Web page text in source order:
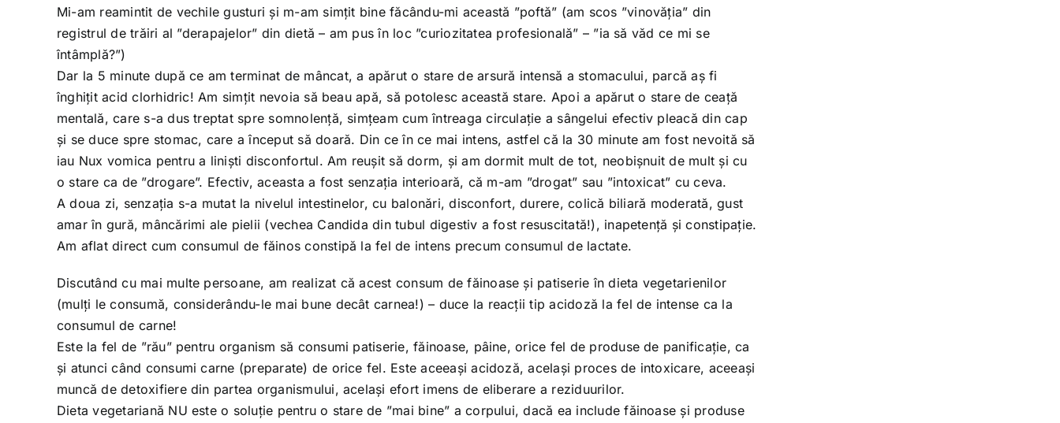
Mi-am reamintit de vechile gusturi și m-am simțit bine făcându-mi această ”poftă” (am scos ”vinovăția” din
registrul de trăiri al ”derapajelor” din dietă – am pus în loc ”curiozitatea profesională” – ”ia să văd ce mi se
întâmplă?”)
Dar la 5 minute după ce am terminat de mâncat, a apărut o stare de arsură intensă a stomacului, parcă aș fi
înghițit acid clorhidric! Am simțit nevoia să beau apă, să potolesc această stare. Apoi a apărut o stare de ceață
mentală, care s-a dus treptat spre somnolență, simțeam cum întreaga circulație a sângelui efectiv pleacă din cap
și se duce spre stomac, care a început să doară. Din ce în ce mai intens, astfel că la 30 minute am fost nevoită să
iau Nux vomica pentru a liniști disconfortul. Am reușit să dorm, și am dormit mult de tot, neobișnuit de mult și cu
o stare ca de ”drogare”. Efectiv, aceasta a fost senzația interioară, că m-am ”drogat” sau ”intoxicat” cu ceva.
A doua zi, senzația s-a mutat la nivelul intestinelor, cu balonări, disconfort, durere, colică biliară moderată, gust
amar în gură, mâncărimi ale pielii (vechea Candida din tubul digestiv a fost resuscitată!), inapetență și constipație.
Am aflat direct cum consumul de făinos constipă la fel de intens precum consumul de lactate.
Discutând cu mai multe persoane, am realizat că acest consum de făinoase și patiserie în dieta vegetarienilor
(mulți le consumă, considerându-le mai bune decât carnea!) – duce la reacții tip acidoză la fel de intense ca la
consumul de carne!
Este la fel de ”rău” pentru organism să consumi patiserie, făinoase, pâine, orice fel de produse de panificație, ca
și atunci când consumi carne (preparate) de orice fel. Este aceeași acidoză, același proces de intoxicare, aceeași
muncă de detoxifiere din partea organismului, același efort imens de eliberare a reziduurilor.
Dieta vegetariană NU este o soluție pentru o stare de ”mai bine” a corpului, dacă ea include făinoase și produse